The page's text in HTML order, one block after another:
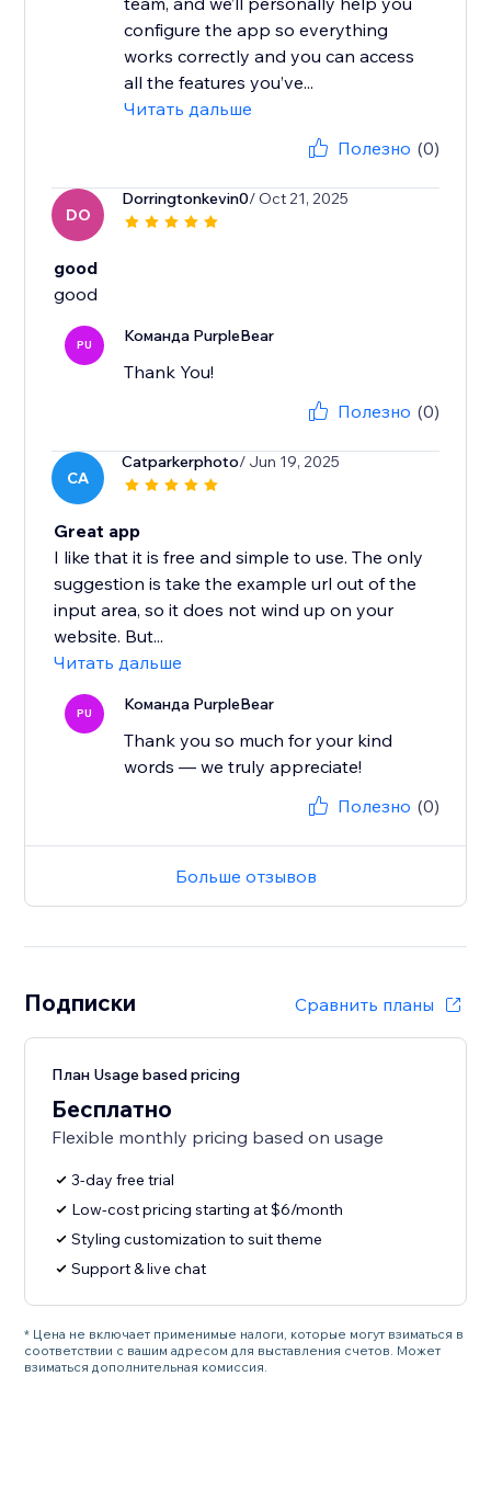
configure the app so everything
works correctly and you can access
all the features you’ve...
Читать дальше
Полезно (0)
DO
Dorringtonkevin0/ Oct 21, 2025
good
good
PU Команда PurpleBear
Thank You!
Полезно (0)
CA
Catparkerphoto/ Jun 19, 2025
Great app
I like that it is free and simple to use. The only
suggestion is take the example url out of the
input area, so it does not wind up on your
website. But...
Читать дальше
PU Команда PurpleBear
Thank you so much for your kind
words — we truly appreciate!
Полезно (0)
Больше отзывов
Подписки Сравнить планы
План Usage based pricing
Бесплатно
Flexible monthly pricing based on usage
3-day free trial
Low-cost pricing starting at $6/month
Styling customization to suit theme
Support & live chat
* Цена не включает применимые налоги, которые могут взиматься в
соответствии с вашим адресом для выставления счетов. Может
взиматься дополнительная комиссия.